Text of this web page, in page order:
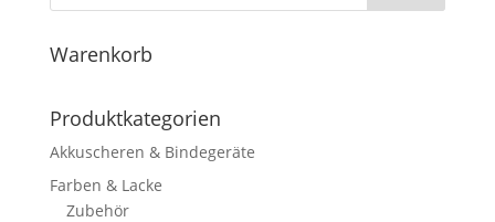
Warenkorb
Produktkategorien
Akkuscheren & Bindegeräte
Farben & Lacke
Zubehör